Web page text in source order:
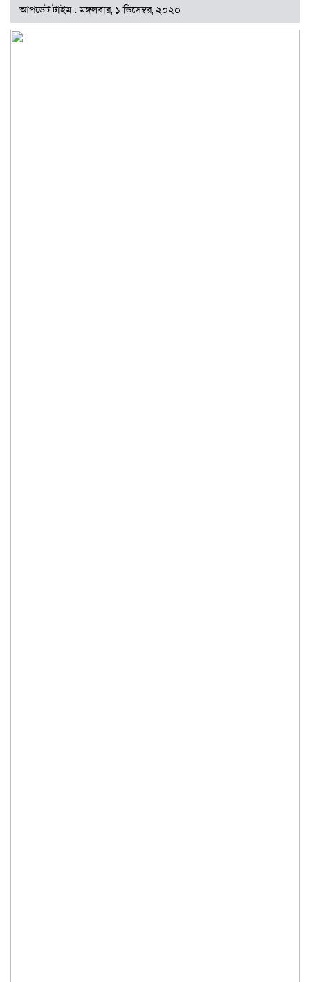
আপডেট টাইম : মঙ্গলবার, ১ ডিসেম্বর, ২০২০